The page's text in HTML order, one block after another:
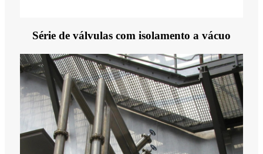
Série de válvulas com isolamento a vácuo